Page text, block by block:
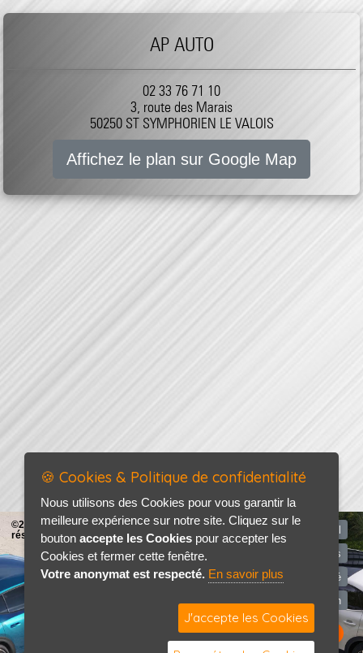
AP AUTO
02 33 76 71 10
3, route des Marais
50250 ST SYMPHORIEN LE VALOIS
Affichez le plan sur Google Map
©2026-2027 AP AUTO tous droits
réservés
Accueil
Mentions légales
Politique de confidentialité
Contact / Plan
🍪 Cookies & Politique de confidentialité
Nous utilisons des Cookies pour vous garantir la
meilleure expérience sur notre site. Cliquez sur le
bouton accepte les Cookies pour accepter les
Cookies et fermer cette fenêtre.
Votre anonymat est respecté. En savoir plus
J'accepte les Cookies